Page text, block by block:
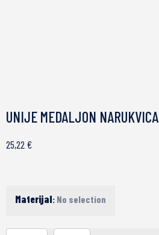
UNIJE MEDALJON NARUKVICA
25,22 €
Materijal: No selection